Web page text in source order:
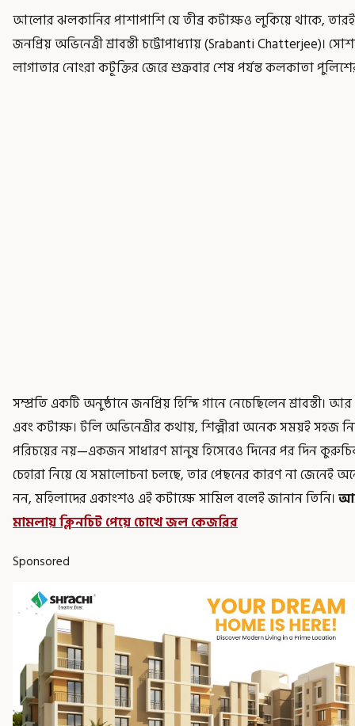
আলোর ঝলকানির পাশাপাশি যে তীব্র কটাক্ষও লুকিয়ে থাকে,
জনপ্রিয় অভিনেত্রী শ্রাবন্তী চট্টোপাধ্যায় (Srabanti Chatterjee)।
লাগাতার নোংরা কটূক্তির জেরে শুক্রবার শেষ পর্যন্ত কলকাতা
সম্প্রতি একটি অনুষ্ঠানে জনপ্রিয় হিন্দি গানে নেচেছিলেন
এবং কটাক্ষ। টলি অভিনেত্রীর কথায়, শিল্পীরা অনেক সময়ই সহজ
পরিচয়ের নয়—একজন সাধারণ মানুষ হিসেবেও দিনের পর দিন
চেহারা নিয়ে যে সমালোচনা চলছে, তার পেছনের কারণ না জেনেই
নন, মহিলাদের একাংশও এই কটাক্ষে সামিল বলেই জানান তিনি।
মামলায় ক্লিনচিট পেয়ে চোখে জল কেজরির
Sponsored